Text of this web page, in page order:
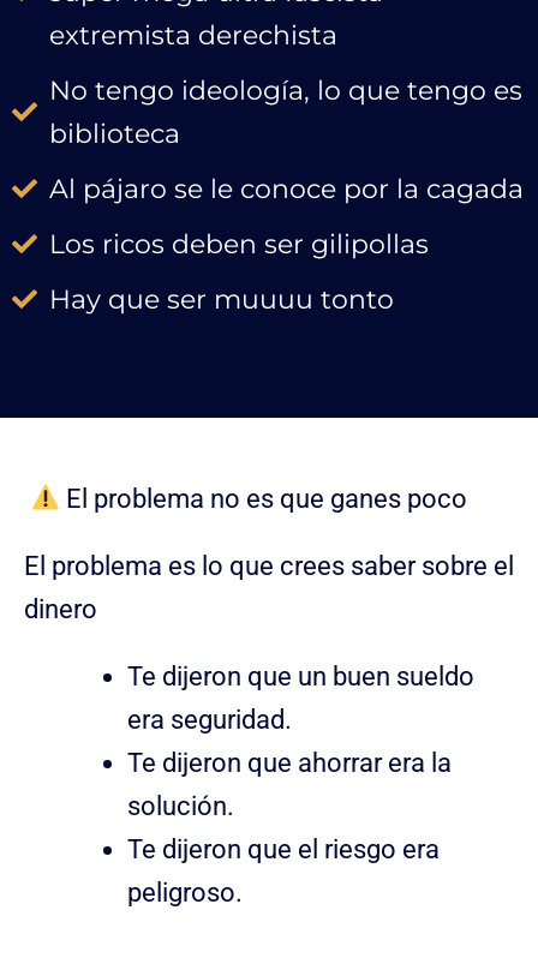
extremista derechista
No tengo ideología, lo que tengo es
biblioteca
Al pájaro se le conoce por la cagada
Los ricos deben ser gilipollas
Hay que ser muuuu tonto
El problema no es que ganes poco
El problema es lo que crees saber sobre el
dinero
Te dijeron que un buen sueldo
era seguridad.
Te dijeron que ahorrar era la
solución.
Te dijeron que el riesgo era
peligroso.